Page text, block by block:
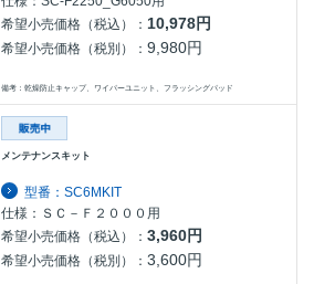
希望小売価格（税込）： 10,978円
希望小売価格（税別）：9,980円
備考：乾燥防止キャップ、ワイパーユニット、フラッシングパッド
メンテナンスキット
型番：SC6MKIT
仕様：ＳＣ－Ｆ２０００用
希望小売価格（税込）： 3,960円
希望小売価格（税別）： 3,600円